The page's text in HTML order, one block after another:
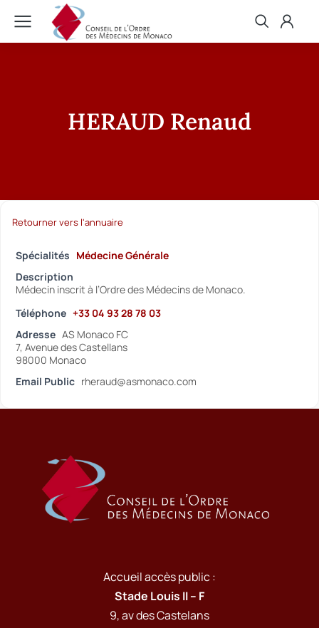
HERAUD Renaud
Retourner vers l'annuaire
Spécialités Médecine Générale
Description
Médecin inscrit à l’Ordre des Médecins de Monaco.
Téléphone +33 04 93 28 78 03
Adresse AS Monaco FC
7, Avenue des Castellans
98000 Monaco
Email Public rheraud@asmonaco.com
Accueil accès public :
Stade Louis II – F
9, av des Castelans